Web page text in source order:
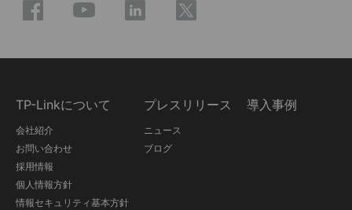
TP-Linkについて
会社紹介
お問い合わせ
採用情報
個人情報方針
情報セキュリティ基本方針
プレスリリース
ニュース
ブログ
導入事例